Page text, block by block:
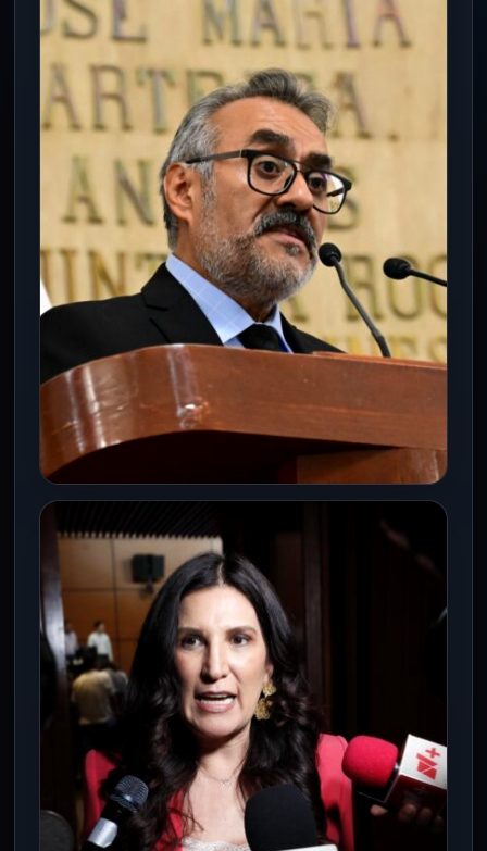
Proponen cambios a ley para
mejorar atención del suicidio en
menores en todo México
24 Jun 2026
Ciudad de México. Con el objetivo de
reforzar la prevención, detección y
atención de la conducta suicida en…